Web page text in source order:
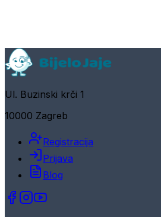
Ul. Buzinski krči 1
10000 Zagreb
Registracija
Prijava
Blog